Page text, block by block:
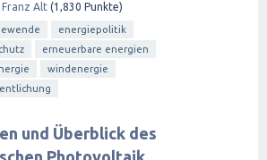
Franz Alt (1,830 Punkte)
energiepolitik
erneuerbare energien
windenergie
und Überblick des
Photovoltaik